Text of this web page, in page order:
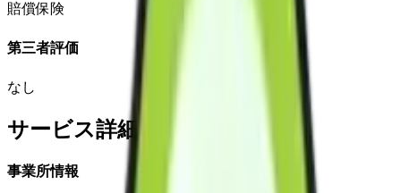
賠償保険
第三者評価
なし
サービス詳細
事業所情報